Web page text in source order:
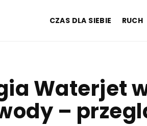
CZAS DLA SIEBIE RUCH
Waterjet
–